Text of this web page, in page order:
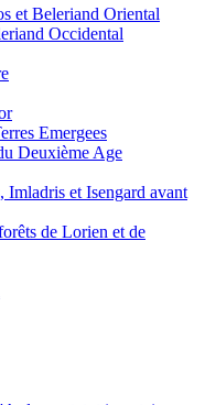
et Beleriand Oriental
Occidental
Emergees
Deuxième Age
Imladris et Isengard avant
de Lorien et de